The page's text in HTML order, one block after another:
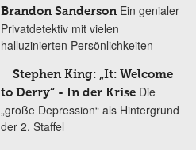
Brandon Sanderson Ein genialer
Privatdetektiv mit vielen
halluzinierten Persönlichkeiten
Stephen King: „It: Welcome
to Derry“ - In der Krise Die
„große Depression“ als Hintergrund
der 2. Staffel